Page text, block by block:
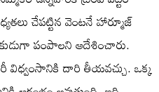
చేపట్టిన వెంటనే హార్మూజ్
పంపాలని ఆదేశించారు.
దారి తీయవచ్చు. ఒక్క